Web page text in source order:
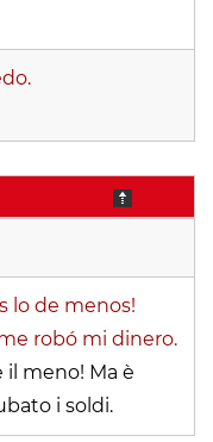
lo de menos!
robó mi dinero.
meno! Ma è
i soldi.